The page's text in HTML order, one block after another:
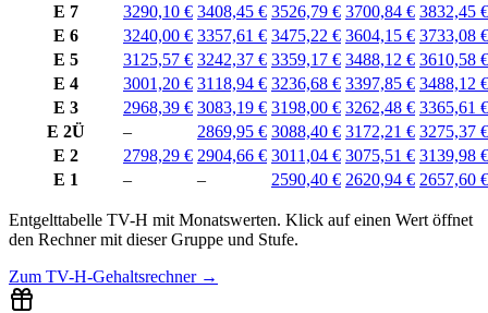
E 7
3290,10 € 3408,45 € 3526,79 € 3700,84 € 3832,45 €
E 6
3240,00 € 3357,61 € 3475,22 € 3604,15 € 3733,08 €
E 5
3125,57 € 3242,37 € 3359,17 € 3488,12 € 3610,58 €
E 4
3001,20 € 3118,94 € 3236,68 € 3397,85 € 3488,12 €
E 3
2968,39 € 3083,19 € 3198,00 € 3262,48 € 3365,61 €
E 2Ü
– 2869,95 € 3088,40 € 3172,21 € 3275,37 €
E 2
2798,29 € 2904,66 € 3011,04 € 3075,51 € 3139,98 €
E 1
– – 2590,40 € 2620,94 € 2657,60 €
Entgelttabelle TV-H mit Monatswerten. Klick auf einen Wert öffnet
den Rechner mit dieser Gruppe und Stufe.
Zum TV-H-Gehaltsrechner→